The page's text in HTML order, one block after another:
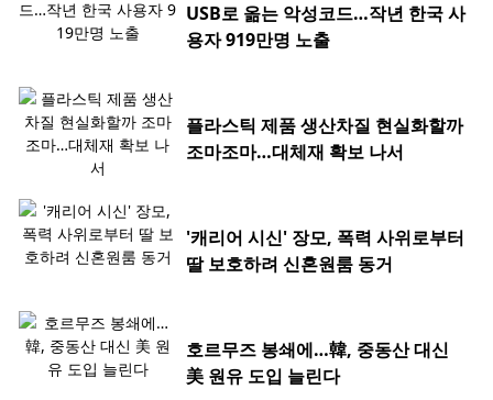
USB로 옮는 악성코드…작년 한국 사
용자 919만명 노출
플라스틱 제품 생산차질 현실화할까
조마조마…대체재 확보 나서
'캐리어 시신' 장모, 폭력 사위로부터
딸 보호하려 신혼원룸 동거
호르무즈 봉쇄에…韓, 중동산 대신
美 원유 도입 늘린다